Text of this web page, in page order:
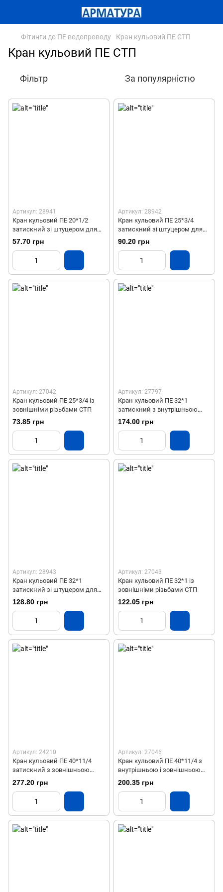
Фітинги до ПЕ водопроводу Кран кульовий ПЕ СТП
Кран кульовий ПЕ СТП
Фільтр За популярністю
Артикул: 28941
Кран кульовий ПЕ 20*1/2
затискний зі штуцером для
шлангу
57.70 грн
Артикул: 28942
Кран кульовий ПЕ 25*3/4
затискний зі штуцером для
шлангу
90.20 грн
Артикул: 27042
Кран кульовий ПЕ 25*3/4 із
зовнішніми різьбами СТП
73.85 грн
Артикул: 27797
Кран кульовий ПЕ 32*1
затискний з внутрішньою
різьбою СТП
174.00 грн
Артикул: 28943
Кран кульовий ПЕ 32*1
затискний зі штуцером для
шлангу
128.80 грн
Артикул: 27043
Кран кульовий ПЕ 32*1 із
зовнішніми різьбами СТП
122.05 грн
Артикул: 24210
Кран кульовий ПЕ 40*11/4
затискний з зовнішньою
різьбами СТП
277.20 грн
Артикул: 27046
Кран кульовий ПЕ 40*11/4 з
внутрішньою і зовнішньою
різьбою СТП
200.35 грн